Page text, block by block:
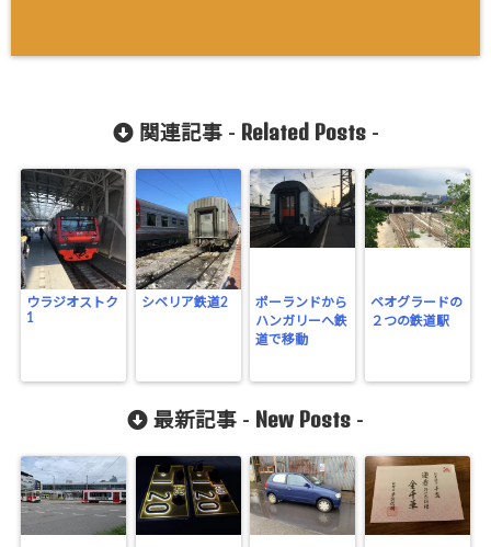
関連記事 - Related Posts-
ウラジオストク
1
シベリア鉄道2
ポーランドから
ハンガリーへ鉄
道で移動
ベオグラードの
２つの鉄道駅
最新記事 - New Posts -